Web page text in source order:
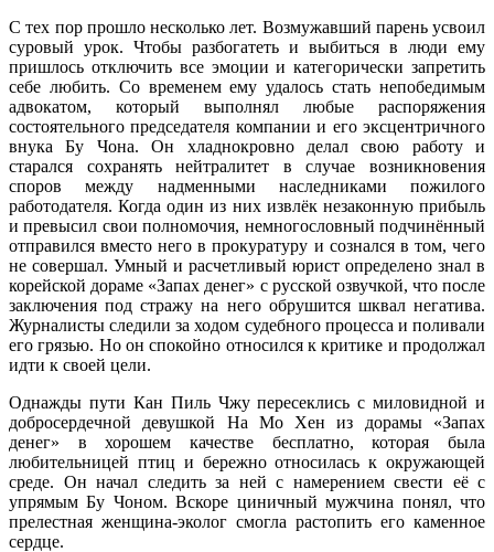
С тех пор прошло несколько лет. Возмужавший парень усвоил
суровый урок. Чтобы разбогатеть и выбиться в люди ему
пришлось отключить все эмоции и категорически запретить
себе любить. Со временем ему удалось стать непобедимым
адвокатом, который выполнял любые распоряжения
состоятельного председателя компании и его эксцентричного
внука Бу Чона. Он хладнокровно делал свою работу и
старался сохранять нейтралитет в случае возникновения
споров между надменными наследниками пожилого
работодателя. Когда один из них извлёк незаконную прибыль
и превысил свои полномочия, немногословный подчинённый
отправился вместо него в прокуратуру и сознался в том, чего
не совершал. Умный и расчетливый юрист определено знал в
корейской дораме «Запах денег» с русской озвучкой, что после
заключения под стражу на него обрушится шквал негатива.
Журналисты следили за ходом судебного процесса и поливали
его грязью. Но он спокойно относился к критике и продолжал
идти к своей цели.
Однажды пути Кан Пиль Чжу пересеклись с миловидной и
добросердечной девушкой На Мо Хен из дорамы «Запах
денег» в хорошем качестве бесплатно, которая была
любительницей птиц и бережно относилась к окружающей
среде. Он начал следить за ней с намерением свести её с
упрямым Бу Чоном. Вскоре циничный мужчина понял, что
прелестная женщина-эколог смогла растопить его каменное
сердце.